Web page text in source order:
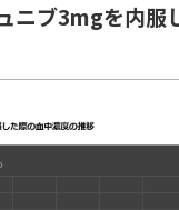
ニブ3mgを内服